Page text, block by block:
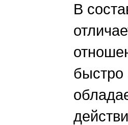
В
быстро